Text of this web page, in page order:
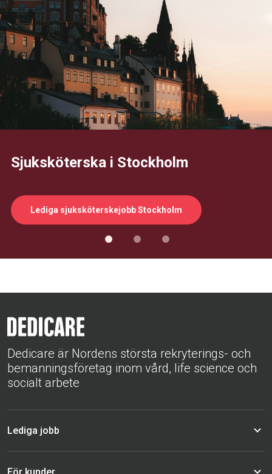
Sjuksköterska i Stockholm
Lediga sjuksköterskejobb Stockholm
Dedicare är Nordens största rekryterings- och
bemanningsföretag inom vård, life science och
socialt arbete
Lediga jobb
För kunder